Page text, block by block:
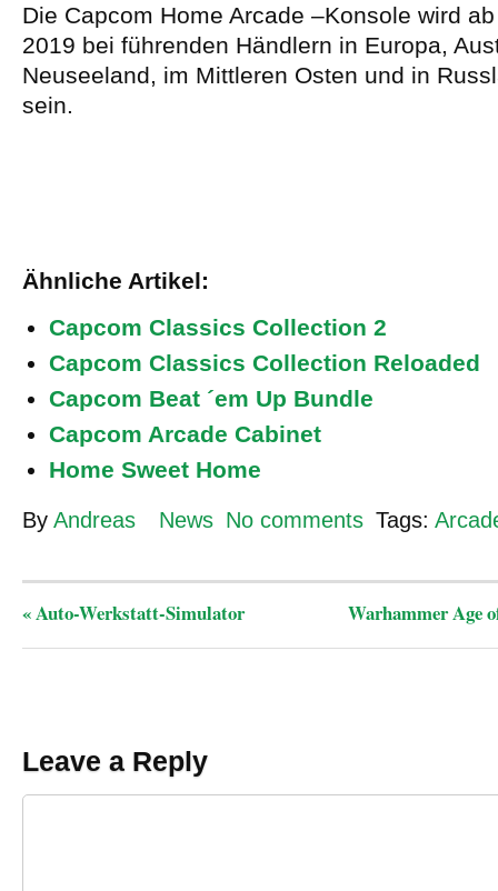
Die Capcom Home Arcade –Konsole wird
2019 bei führenden Händlern in Europa,
Neuseeland, im Mittleren Osten und in
sein.
Ähnliche Artikel:
Capcom Classics Collection 2
Capcom Classics Collection Reloaded
Capcom Beat ´em Up Bundle
Capcom Arcade Cabinet
Home Sweet Home
By Andreas News No comments Tags:
«Auto-Werkstatt-Simulator Warhammer Age
Leave a Reply